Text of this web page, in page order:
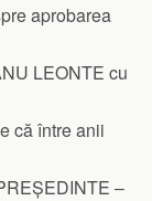
aprobarea
LEONTE cu
că între anii
–